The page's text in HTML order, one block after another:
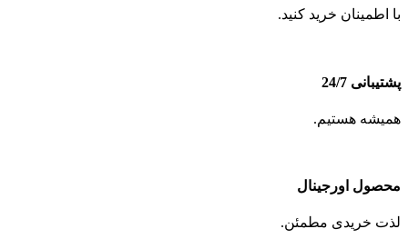
با اطمینان خرید کنید.
پشتیبانی 24/7
همیشه هستیم.
محصول اورجینال
لذت خریدی مطمئن.